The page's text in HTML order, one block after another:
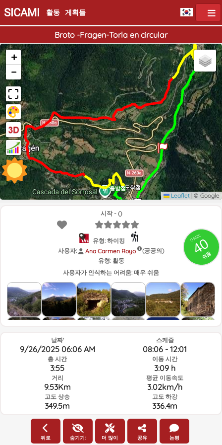
SICAMI 활동 게획들
Broto -Fragen-Torla en circular
출발점도착점
+
−
Leaflet | © Google
GRSIC
40
쉬움
시작 - ()
유형: 하이킹
사용자:
Ana Carmen Royo
(공공의)
유형: 활동
사용자가 인식하는 어려움: 매우 쉬움
날짜'
9/26/2025 06:06 AM
총 시간
3:55
거리
9.53Km
고도 상승
349.5m
스케쥴
08:06 - 12:01
이동 시간
3:09 h
평균 이동속도
3.02km/h
고도 하강
336.4m
루트의 그날과 선택된 시간의 날씨
뒤로 숨기기: 더 많이 공유 논평